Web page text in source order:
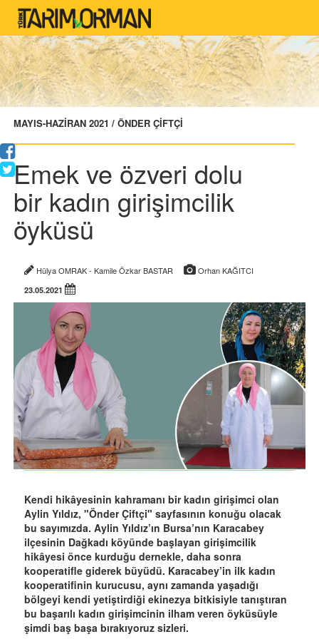
MAYIS-HAZİRAN 2021 / ÖNDER ÇİFTÇİ
Emek ve özveri dolu
bir kadın girişimcilik
öyküsü
Hülya OMRAK - Kamile Özkar BASTAR Orhan KAĞITCI
23.05.2021
Kendi hikâyesinin kahramanı bir kadın girişimci olan
Aylin Yıldız, "Önder Çiftçi" sayfasının konuğu olacak
bu sayımızda. Aylin Yıldız’ın Bursa’nın Karacabey
ilçesinin Dağkadı köyünde başlayan girişimcilik
hikâyesi önce kurduğu dernekle, daha sonra
kooperatifle giderek büyüdü. Karacabey’in ilk kadın
kooperatifinin kurucusu, aynı zamanda yaşadığı
bölgeyi kendi yetiştirdiği ekinezya bitkisiyle tanıştıran
bu başarılı kadın girişimcinin ilham veren öyküsüyle
şimdi baş başa bırakıyoruz sizleri.